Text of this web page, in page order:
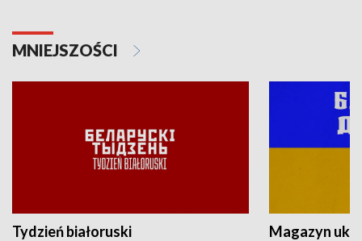
MNIEJSZOŚCI
Tydzień białoruski Magazyn